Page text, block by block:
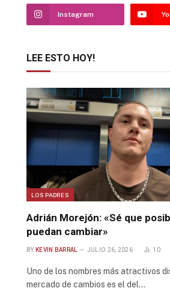
Instagram
LEE ESTO HOY!
LOS PADRES
Adrián Morejón: «Sé que
puedan cambiar»
BY KEVIN BARRAL JULIO 26, 2026 10
Uno de los nombres más atractivos
mercado de cambios es el del…